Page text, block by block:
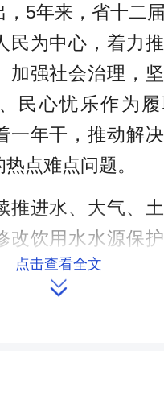
5年来，省十二届
民为中心，着力
加强社会治理，
民心忧乐作为履
一年干，推动解
点难点问题。
进水、大气、土
改饮用水水源保
体废物污染环境防
方面的地方性法规
点击查看全文
